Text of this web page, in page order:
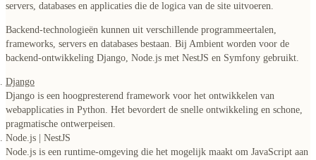
servers, databases en applicaties die de logica van de site uitvoeren.
Backend-technologieën kunnen uit verschillende programmeertalen,
frameworks, servers en databases bestaan. Bij Ambient worden voor de
backend-ontwikkeling Django, Node.js met NestJS en Symfony gebruikt.
Django
Django is een hoogpresterend framework voor het ontwikkelen van
webapplicaties in Python. Het bevordert de snelle ontwikkeling en schone,
pragmatische ontwerpeisen.
Node.js | NestJS
Node.js is een runtime-omgeving die het mogelijk maakt om JavaScript aan